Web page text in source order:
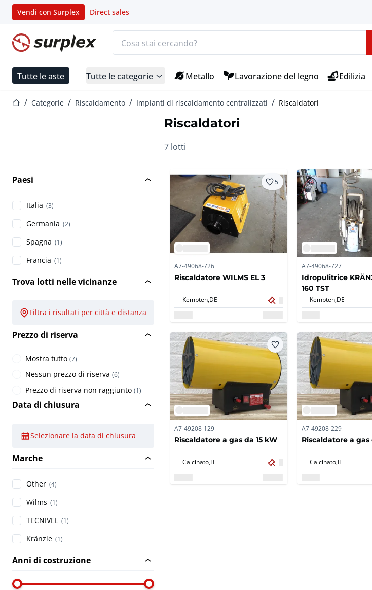
Vendi con Surplex Direct sales
Home
Tutte le aste Tutte le categorie Metallo Lavorazione del legno Edilizia
Home Categorie Riscaldamento Impianti di riscaldamento centralizzati Riscaldatori
Riscaldatori
7 lotti
Paesi
Italia (3)
Germania (2)
Spagna (1)
Francia (1)
Trova lotti nelle vicinanze
Filtra i risultati per città e distanza
Prezzo di riserva
Mostra tutto (7)
Nessun prezzo di riserva (6)
Prezzo di riserva non raggiunto (1)
Data di chiusura
Selezionare la data di chiusura
Marche
Other (4)
Wilms (1)
TECNIVEL (1)
Kränzle (1)
Anni di costruzione
5
A7-49068-726
Riscaldatore WILMS EL 3
Kempten, DE
A7-49068-727
Idropulitrice
160 TST
Kempten, DE
A7-49208-129
Riscaldatore a gas da 15 kW
Calcinato, IT
A7-49208-229
Riscaldatore a gas
Calcinato, IT